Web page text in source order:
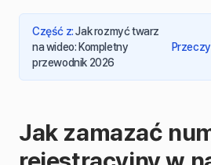
Część z: Jak rozmyć twarz
na wideo: Kompletny
przewodnik 2026
Jak zamazać